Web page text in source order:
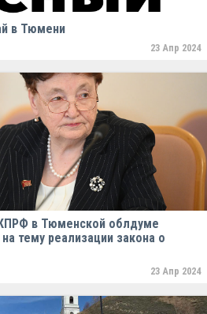
в Тюмени
23 Апр 2024
в Тюменской облдуме
тему реализации закона о
23 Апр 2024